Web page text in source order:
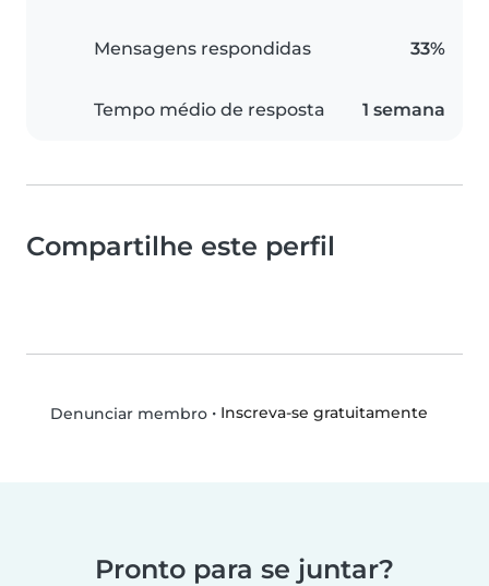
Mensagens respondidas 33%
Tempo médio de resposta 1 semana
Compartilhe este perfil
Denunciar membro• Inscreva-se gratuitamente
Pronto para se juntar?